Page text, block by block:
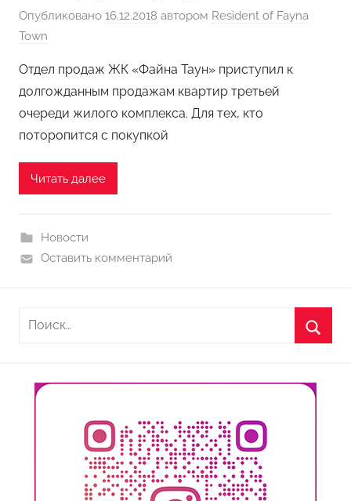
Опубликовано 16.12.2018 автором Resident of Fayna
Town
Отдел продаж ЖК «Файна Таун» приступил к
долгожданным продажам квартир третьей
очереди жилого комплекса. Для тех, кто
поторопится с покупкой
Читать далее
Новости
Оставить комментарий
Найти: